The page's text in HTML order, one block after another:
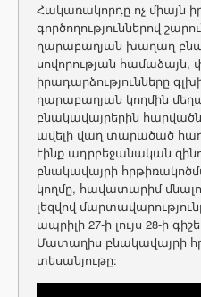
Հակառակորդը ոչ միայն
գործողություններով
ղարաբաղյան խաղաղ
սովորության համաձայն,
իրադարձությունները
ղարաբաղյան կողմին
բնակավայրերին
ավելի վաղ տարածած
էինք ադրբեջանական
բնակավայրի
կողմը, հավատարիմ
լեզվով
ապրիլի 27-ի լույս 28-ի
Մատաղիս բնակավայրի
տեսանյութը: